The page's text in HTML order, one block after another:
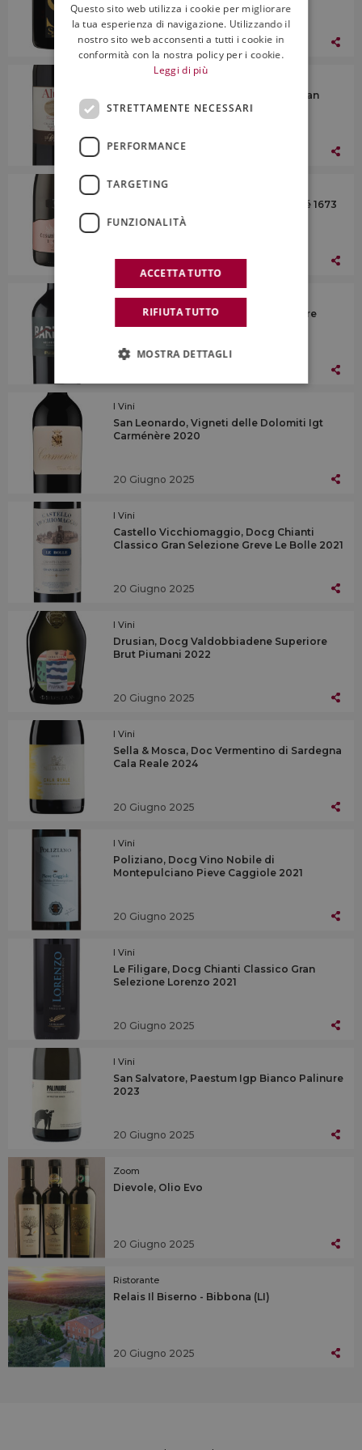
20 Giugno 2025
Le Cinciole, Docg Chianti Classico Gran
Selezione Panzano Aluigi 2020
20 Giugno 2025
I Vini
Cesarini Sforza, Doc Trento Brut Rosé 1673
2017
20 Giugno 2025
I Vini
Paternoster, Doc Aglianico del Vulture
Bariliott 2021
I Vini
San Leonardo, Vigneti delle Dolomiti Igt
Carménère 2020
20 Giugno 2025
I Vini
Castello Vicchiomaggio, Docg Chianti
Classico Gran Selezione Greve Le Bolle 2021
20 Giugno 2025
I Vini
Drusian, Docg Valdobbiadene Superiore
Brut Piumani 2022
20 Giugno 2025
I Vini
Sella & Mosca, Doc Vermentino di Sardegna
Cala Reale 2024
20 Giugno 2025
I Vini
Poliziano, Docg Vino Nobile di
Montepulciano Pieve Caggiole 2021
20 Giugno 2025
I Vini
Le Filigare, Docg Chianti Classico Gran
Selezione Lorenzo 2021
20 Giugno 2025
I Vini
San Salvatore, Paestum Igp Bianco Palinure
2023
20 Giugno 2025
Zoom
Dievole, Olio Evo
20 Giugno 2025
Ristorante
Relais Il Biserno - Bibbona (LI)
20 Giugno 2025
ENGLISH
Questo sito web utilizza i cookie per migliorare
la tua esperienza di navigazione. Utilizzando il
nostro sito web acconsenti a tutti i cookie in
conformità con la nostra policy per i cookie.
Leggi di più
STRETTAMENTE NECESSARI
PERFORMANCE
TARGETING
FUNZIONALITÀ
ACCETTA TUTTO
RIFIUTA TUTTO
MOSTRA DETTAGLI